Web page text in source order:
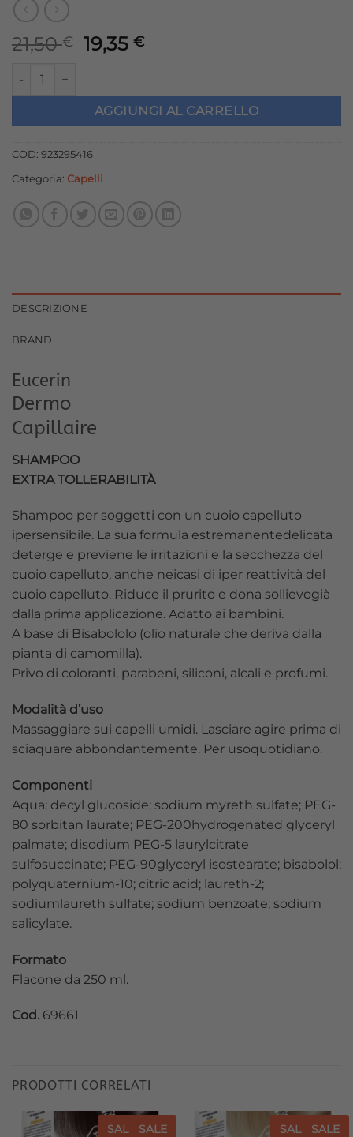
21,50€
Il
era:
21,50 €.
19,35€Il
è:
19,35 €.
AGGIUNGI AL CARRELLO
COD: 923295416
Categoria: Capelli
DESCRIZIONE
BRAND
Eucerin
Dermo
Capillaire
SHAMPOO
EXTRA TOLLERABILITÀ
Shampoo per soggetti con un cuoio capelluto
ipersensibile. La sua formula estremanentedelicata
deterge e previene le irritazioni e la secchezza del
cuoio capelluto, anche neicasi di iper reattività del
cuoio capelluto. Riduce il prurito e dona sollievogià
dalla prima applicazione. Adatto ai bambini.
A base di Bisabololo (olio naturale che deriva dalla
pianta di camomilla).
Privo di coloranti, parabeni, siliconi, alcali e profumi.
Modalità d’uso
Massaggiare sui capelli umidi. Lasciare agire prima di
sciaquare abbondantemente. Per usoquotidiano.
Componenti
Aqua; decyl glucoside; sodium myreth sulfate; PEG-
80 sorbitan laurate; PEG-200hydrogenated glyceryl
palmate; disodium PEG-5 laurylcitrate
sulfosuccinate; PEG-90glyceryl isostearate; bisabolol;
polyquaternium-10; citric acid; laureth-2;
sodiumlaureth sulfate; sodium benzoate; sodium
salicylate.
Formato
Flacone da 250 ml.
Cod. 69661
PRODOTTI CORRELATI
SALE SALE SALE SALE